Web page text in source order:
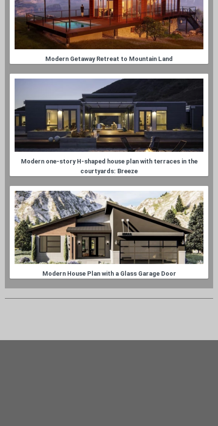
Modern Getaway Retreat to Mountain Land
Modern one-story H-shaped house plan with terraces in the
courtyards: Breeze
Modern House Plan with a Glass Garage Door